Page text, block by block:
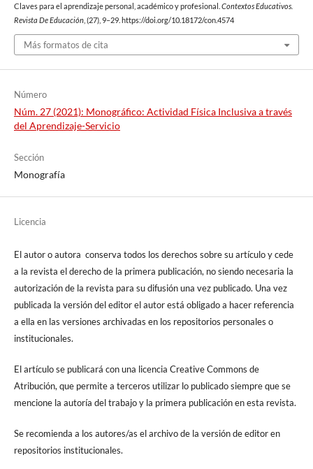
Claves para el aprendizaje personal, académico y profesional. Contextos Educativos.
Revista De Educación, (27), 9–29. https://doi.org/10.18172/con.4574
Más formatos de cita
Número
Núm. 27 (2021): Monográfico: Actividad Física Inclusiva a través
del Aprendizaje-Servicio
Sección
Monografía
Licencia
El autor o autora conserva todos los derechos sobre su artículo y cede
a la revista el derecho de la primera publicación, no siendo necesaria la
autorización de la revista para su difusión una vez publicado. Una vez
publicada la versión del editor el autor está obligado a hacer referencia
a ella en las versiones archivadas en los repositorios personales o
institucionales.
El artículo se publicará con una licencia Creative Commons de
Atribución, que permite a terceros utilizar lo publicado siempre que se
mencione la autoría del trabajo y la primera publicación en esta revista.
Se recomienda a los autores/as el archivo de la versión de editor en
repositorios institucionales.